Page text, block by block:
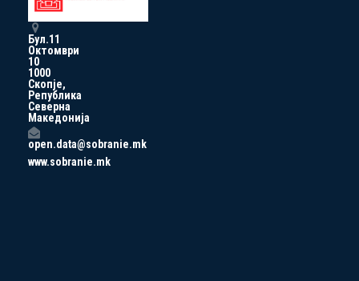
Бул.11
Октомври
10
1000
Скопје,
Република
Северна
Македонија
open.data@sobranie.mk
www.sobranie.mk